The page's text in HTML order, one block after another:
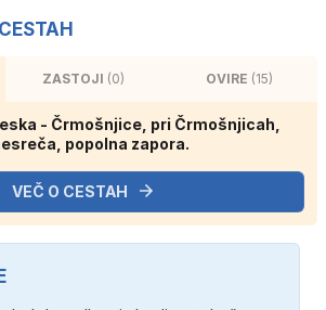
ZASTOJI (0) OVIRE (15)
- Črmošnjice, pri Črmošnjicah,
popolna zapora.
VEČ O CESTAH